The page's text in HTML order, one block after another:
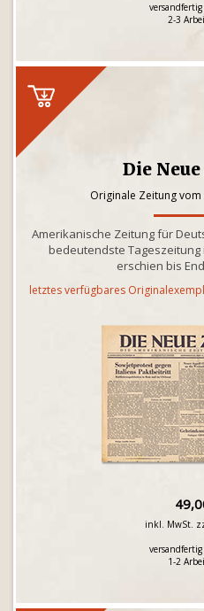
2-3
Die
Originale Zeitung vom
Amerikanische Zeitung für
bedeutendste
erschien bis
letztes verfügbares
inkl. MwSt.
1-2